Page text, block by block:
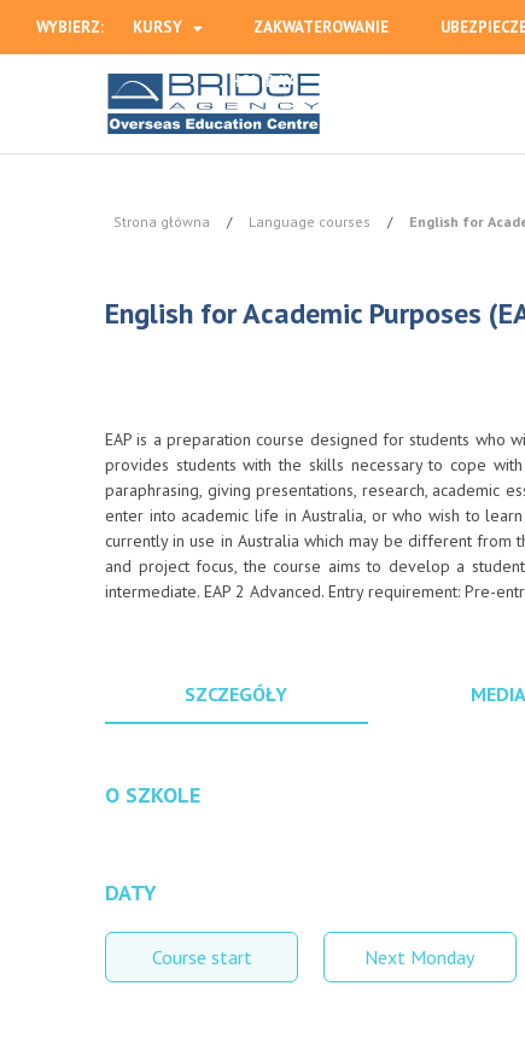
WYBIERZ: KURSY ZAKWATEROWANIE
HOLIDAY
Strona główna / Language courses / English for
English for Academic Purposes
EAP is a preparation course designed for students who
provides students with the skills necessary to cope
paraphrasing, giving presentations, research, academic
enter into academic life in Australia, or who wish to
currently in use in Australia which may be different from
and project focus, the course aims to develop a
intermediate. EAP 2 Advanced. Entry requirement: Pre-
SZCZEGÓŁY MEDIA
O SZKOLE
DATY
Course start Next Monday